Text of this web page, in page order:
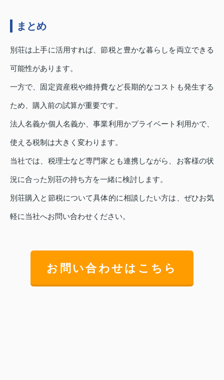
まとめ
別荘は上手に活用すれば、節税と豊かな暮らしを両立できる
可能性があります。
一方で、固定資産税や維持費など長期的なコストも発生する
ため、購入前の試算が重要です。
法人名義か個人名義か、事業利用かプライベート利用かで、
使える税制は大きく変わります。
当社では、税理士など専門家とも連携しながら、お客様の状
況に合った別荘の持ち方を一緒に検討します。
別荘購入と節税について具体的に相談したい方は、ぜひお気
軽に当社へお問い合わせください。
お問い合わせはこちら